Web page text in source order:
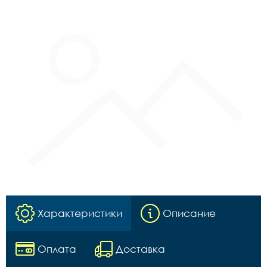
Характеристики Описание
Оплата Доставка